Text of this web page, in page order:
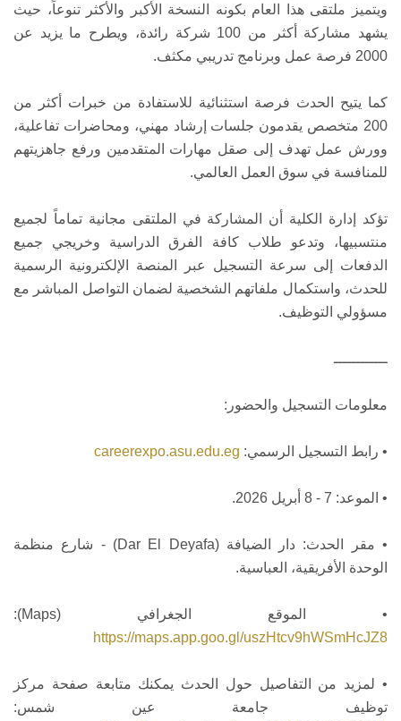
ويتميز ملتقى هذا العام بكونه النسخة الأكبر والأكثر تنوعاً، حيث
يشهد مشاركة أكثر من 100 شركة رائدة، ويطرح ما يزيد عن
2000 فرصة عمل وبرنامج تدريبي مكثف.
كما يتيح الحدث فرصة استثنائية للاستفادة من خبرات أكثر من
200 متخصص يقدمون جلسات إرشاد مهني، ومحاضرات تفاعلية،
وورش عمل تهدف إلى صقل مهارات المتقدمين ورفع جاهزيتهم
للمنافسة في سوق العمل العالمي.
تؤكد إدارة الكلية أن المشاركة في الملتقى مجانية تماماً لجميع
منتسبيها، وتدعو طلاب كافة الفرق الدراسية وخريجي جميع
الدفعات إلى سرعة التسجيل عبر المنصة الإلكترونية الرسمية
للحدث، واستكمال ملفاتهم الشخصية لضمان التواصل المباشر مع
مسؤولي التوظيف.
ــــــــــــ
معلومات التسجيل والحضور:
• رابط التسجيل الرسمي: careerexpo.asu.edu.eg
• الموعد: 7 - 8 أبريل 2026.
• مقر الحدث: دار الضيافة (Dar El Deyafa) - شارع منظمة
الوحدة الأفريقية، العباسية.
• الموقع الجغرافي (Maps):
https://maps.app.goo.gl/uszHtcv9hWSmHcJZ8
• لمزيد من التفاصيل حول الحدث يمكنك متابعة صفحة مركز
توظيف جامعة عين شمس: